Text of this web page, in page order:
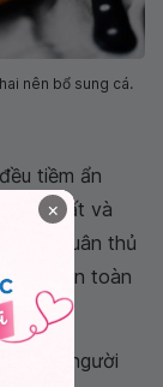
nên bổ sung cá.
tiềm ẩn
thể chất và
nên tuân thủ
bảo an toàn
thai, người
×